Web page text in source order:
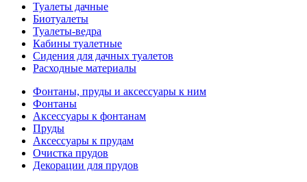
Туалеты дачные
Биотуалеты
Туалеты-ведра
Кабины туалетные
Сидения для дачных туалетов
Расходные материалы
Фонтаны, пруды и аксессуары к ним
Фонтаны
Аксессуары к фонтанам
Пруды
Аксессуары к прудам
Очистка прудов
Декорации для прудов